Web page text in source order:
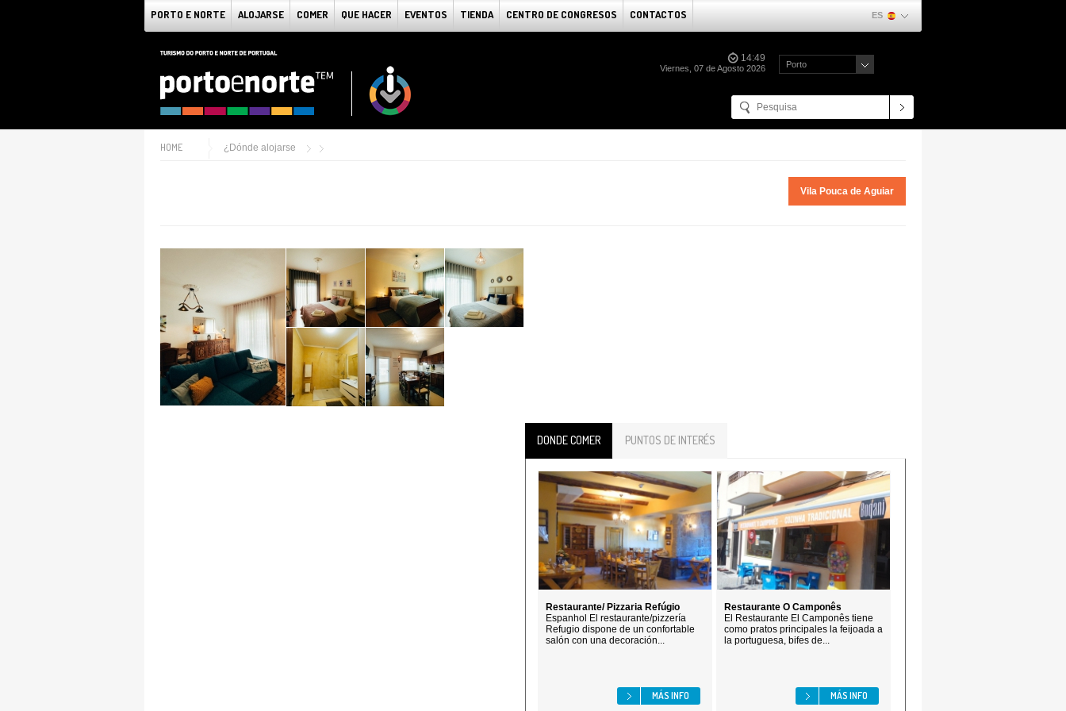
PORTO E NORTE ALOJARSE COMER QUE HACER EVENTOS TIENDA CENTRO DE CONGRESOS CONTACTOS ES
14:49
Viernes, 07 de Agosto 2026 Porto
HOME ¿Dónde alojarse
Vila Pouca de Aguiar
DONDE COMER PUNTOS DE INTERÉS
Restaurante/ Pizzaria Refúgio
Espanhol El restaurante/pizzería
Refugio dispone de un confortable
salón con una decoración...
MÁS INFO
Restaurante O Camponês
El Restaurante El Camponês tiene
como pratos principales la feijoada a
la portuguesa, bifes de...
MÁS INFO